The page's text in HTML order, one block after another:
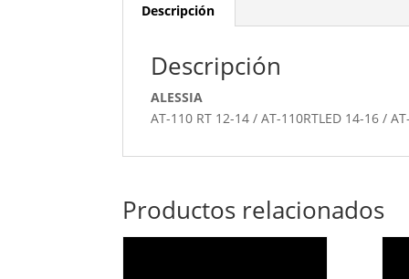
Descripción
Descripción
ALESSIA
AT-110 RT 12-14 / AT-110RTLED 14-16 /
Productos relacionados